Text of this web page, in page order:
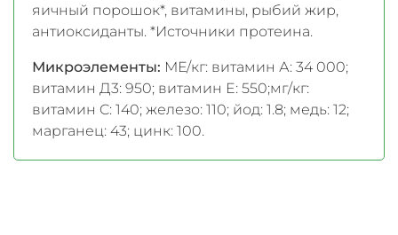
яичный порошок*, витамины, рыбий жир,
антиоксиданты. *Источники протеина.
Микроэлементы: МЕ/кг: витамин А: 34 000;
витамин Д3: 950; витамин E: 550;мг/кг:
витамин C: 140; железо: 110; йод: 1.8; медь: 12;
марганец: 43; цинк: 100.